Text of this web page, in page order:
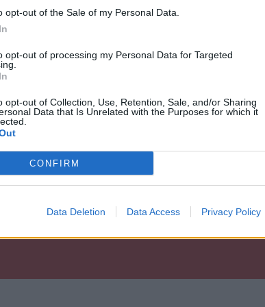
opt-out of the Sale of my Personal Data.
opt-out of processing my Personal Data for Targeted
opt-out of Collection, Use, Retention, Sale, and/or Sharing
Data that Is Unrelated with the Purposes for which it
CONFIRM
Data Deletion Data Access Privacy Policy
de stage saint jean 2.png
de stage saint jean
saint jean 2.png